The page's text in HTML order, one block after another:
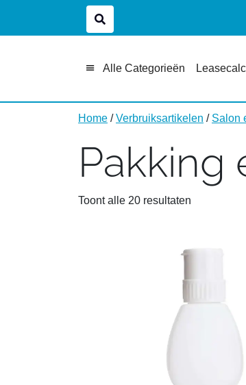
Alle Categorieën
Home /Verbruiksartikelen / Salon
Pakking
Toont alle 20 resultaten